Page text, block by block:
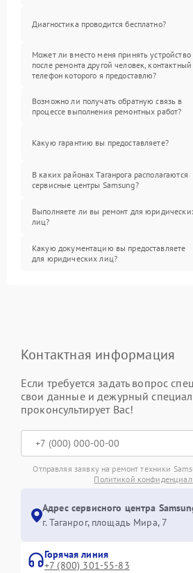
Диагностика проводится бесплатно?
Может ли вместо меня принять устройство
после ремонта другой человек, контактный
телефон которого я предоставлю?
Возможно ли получать обратную связь в
процессе выполнения ремонтных работ?
Какую гарантию вы предоставляете?
В каких районах Таганрога располагаются
сервисные центры Samsung?
Выполняете ли вы ремонт для
лиц?
Какую документацию вы предоставляете
для юридических лиц?
Контактная информация
Если требуется задать вопрос
свои данные и дежурный
проконсультирует Вас!
Отправляя заявку на ремонт техники
Политикой
Адрес сервисного центра
г. Таганрог, площадь Мира, 7
Горячая линия
+7 (800) 301-55-83